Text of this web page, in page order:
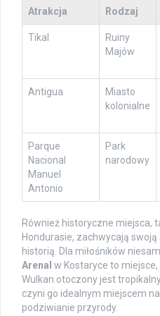
Atrakcja Rodzaj
Tikal
Ruiny
Majów
Antigua
Miasto
kolonialne
Parque
Nacional
Manuel
Antonio
Park
narodowy
Również historyczne miejsca,
Hondurasie, zachwycają
historią. Dla miłośników
Arenal w Kostaryce to
Wulkan otoczony jest
czyni go idealnym miejscem
podziwianie przyrody.